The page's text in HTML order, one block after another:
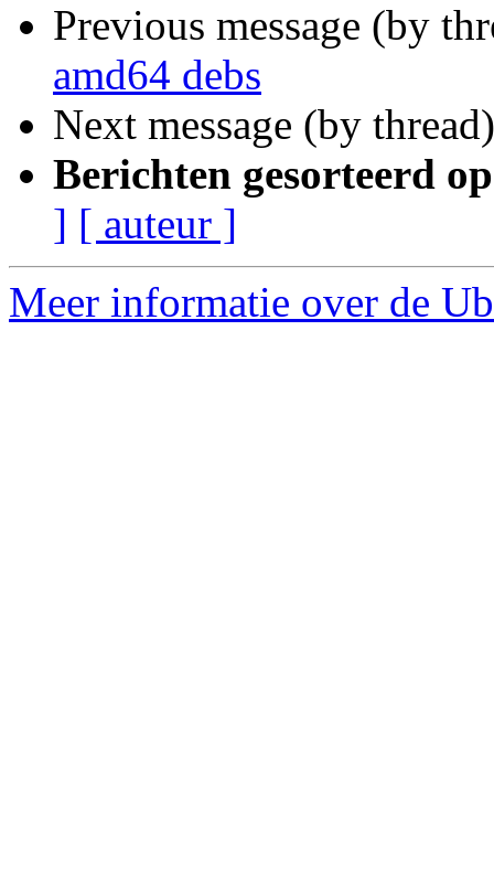
Previous message (by
amd64 debs
Next message (by
Berichten gesorteerd
] [ auteur ]
Meer informatie over de